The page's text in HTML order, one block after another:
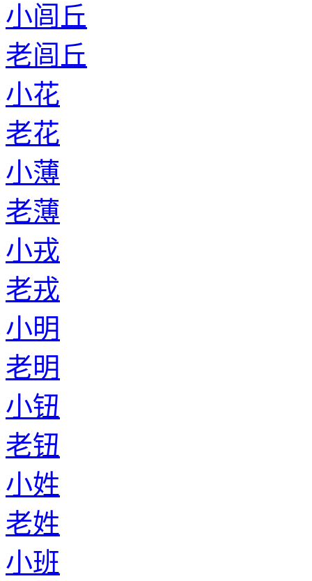
小闾丘
老闾丘
小花
老花
小薄
老薄
小戎
老戎
小明
老明
小钮
老钮
小姓
老姓
小班